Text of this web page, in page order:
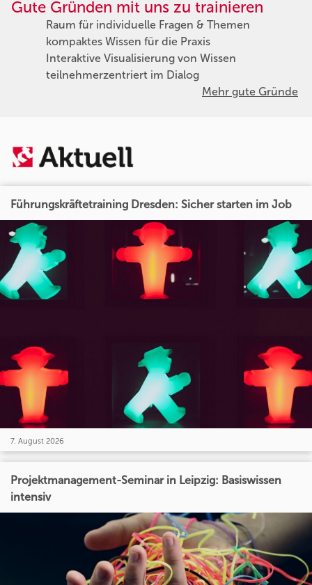
Gute Gründen mit uns zu trainieren
Raum für individuelle Fragen & Themen
kompaktes Wissen für die Praxis
Interaktive Visualisierung von Wissen
teilnehmerzentriert im Dialog
Mehr gute Gründe
Führungskräftetraining Dresden: Sicher starten im Job
7. August 2026
Projektmanagement-Seminar in Leipzig: Basiswissen
intensiv